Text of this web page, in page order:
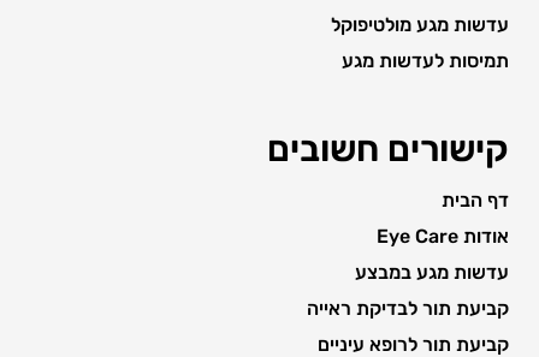
עדשות מגע מולטיפוקל
תמיסות לעדשות מגע
קישורים חשובים
דף הבית
אודות Eye Care
עדשות מגע במבצע
קביעת תור לבדיקת ראייה
קביעת תור לרופא עיניים